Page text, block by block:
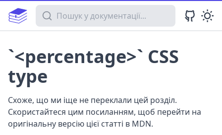
Пошук у документації
`<percentage>` CSS
type
Схоже, що ми іще не переклали цей розділ.
Скористайтеся цим посиланням, щоб перейти на
оригінальну версію цієї статті в MDN.